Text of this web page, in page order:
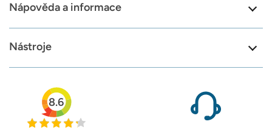
Nápověda a informace
Nástroje
8.6